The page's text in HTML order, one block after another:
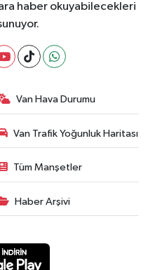
haber okuyabilecekleri
Van Hava Durumu
Van Trafik Yoğunluk Haritası
Tüm Manşetler
Haber Arşivi